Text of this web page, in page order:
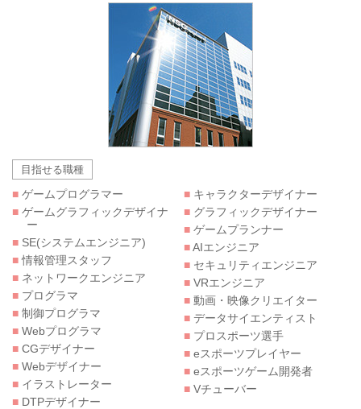
目指せる職種
■ ゲームプログラマー
■ ゲームグラフィックデザイナ
ー
■ SE(システムエンジニア)
■情報管理スタッフ
■ ネットワークエンジニア
■ プログラマ
■ 制御プログラマ
■ Webプログラマ
■ CGデザイナー
■ Webデザイナー
■ イラストレーター
■ DTPデザイナー
■ キャラクターデザイナー
■ グラフィックデザイナー
■ ゲームプランナー
■AIエンジニア
■ セキュリティエンジニア
■ VRエンジニア
■ 動画・映像クリエイター
■ データサイエンティスト
■ プロスポーツ選手
■ eスポーツプレイヤー
■ eスポーツゲーム開発者
■ Vチューバー